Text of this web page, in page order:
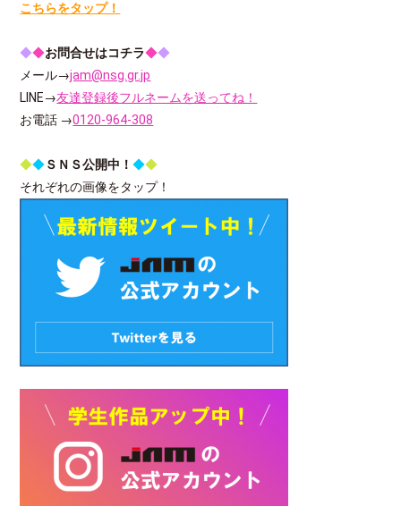
こちらをタップ！
◆◆お問合せはコチラ◆◆
メール→jam@nsg.gr.jp
LINE→友達登録後フルネームを送ってね！
お電話 →0120-964-308
◆◆ＳＮＳ公開中！◆◆
それぞれの画像をタップ！